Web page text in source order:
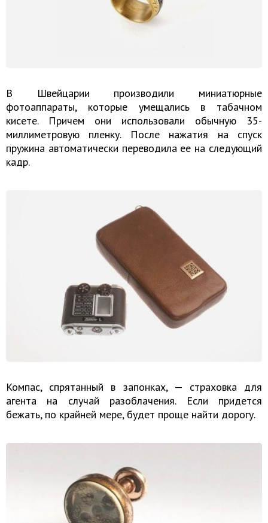
В Швейцарии производили миниатюрные
фотоаппараты, которые умещались в табачном
кисете. Причем они использовали обычную 35-
миллиметровую пленку. После нажатия на спуск
пружина автоматически переводила ее на следующий
кадр.
Компас, спрятанный в запонках, — страховка для
агента на случай разоблачения. Если придется
бежать, по крайней мере, будет проще найти дорогу.